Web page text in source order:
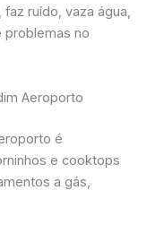
ruído, vaza água,
problemas no
Aeroporto
é
e cooktops
a gás,